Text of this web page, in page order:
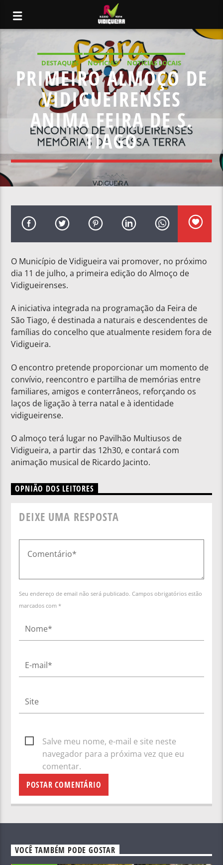
DESTAQUES NOTICIAS
NOTÍCIAS LOCAIS
NOTÍCIAS NACIONAIS
PRIMEIRO ALMOÇO DE
VIDIGUEIRENSES
ANIMA FEIRA DE S.
TIAGO
O Município de Vidigueira vai promover, no próximo
dia 11 de julho, a primeira edição do Almoço de
Vidigueirenses.
A iniciativa integrada na programação da Feira de
São Tiago, é destinada a naturais e descendentes de
famílias do concelho que atualmente residem fora de
Vidigueira.
O encontro pretende proporcionar um momento de
convívio, reencontro e partilha de memórias entre
familiares, amigos e conterrâneos, reforçando os
laços de ligação à terra natal e à identidade
vidigueirense.
O almoço terá lugar no Pavilhão Multiusos de
Vidigueira, a partir das 12h30, e contará com
animação musical de Ricardo Jacinto.
OPNIÃO DOS LEITORES
DEIXE UMA RESPOSTA
Seu endereço de email não será publicado. Campos obrigatórios estão
marcados com *
Salve meu nome, e-mail e site neste
navegador para a próxima vez que eu
comentar.
VOCÊ TAMBÉM PODE GOSTAR